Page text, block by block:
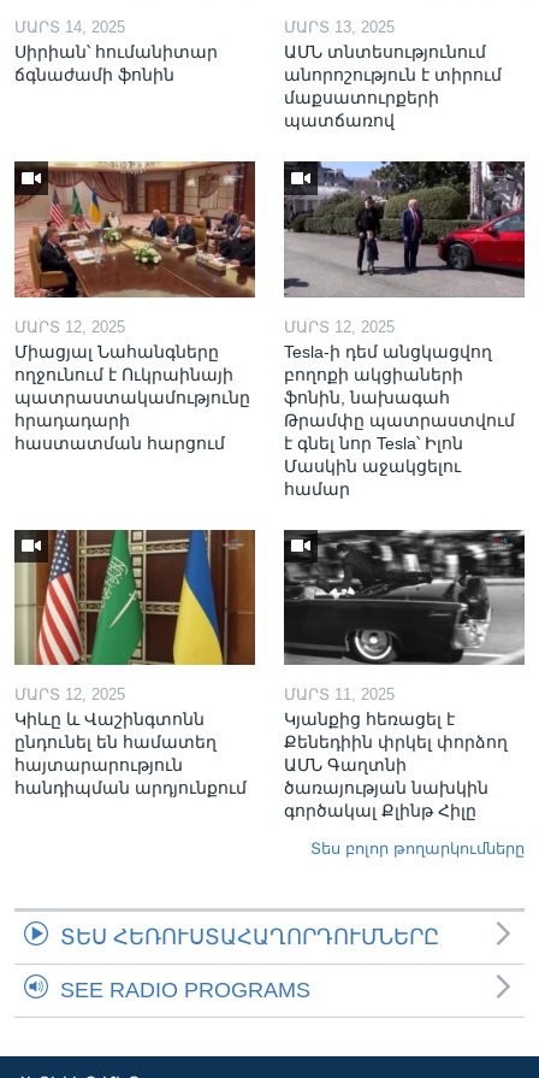
ՄԱՐՏ 14, 2025
Սիրիան՝ հումանիտար
ճգնաժամի ֆոնին
ՄԱՐՏ 13, 2025
ԱՄՆ տնտեսությունում
անորոշություն է տիրում
մաքսատուրքերի
պատճառով
ՄԱՐՏ 12, 2025
Միացյալ Նահանգները
ողջունում է Ուկրաինայի
պատրաստակամությունը
հրադադարի
հաստատման հարցում
ՄԱՐՏ 12, 2025
Tesla-ի դեմ անցկացվող
բողոքի ակցիաների
ֆոնին, նախագահ
Թրամփը պատրաստվում
է գնել նոր Tesla՝ Իլոն
Մասկին աջակցելու
համար
ՄԱՐՏ 12, 2025
Կիևը և Վաշինգտոնն
ընդունել են համատեղ
հայտարարություն
հանդիպման արդյունքում
ՄԱՐՏ 11, 2025
Կյանքից հեռացել է
Քենեդիին փրկել փորձող
ԱՄՆ Գաղտնի
ծառայության նախկին
գործակալ Քլինթ Հիլը
Տես բոլոր թողարկումները
ՏԵՍ ՀԵՌՈՒՍՏԱՀԱՂՈՐԴՈՒՄՆԵՐԸ
SEE RADIO PROGRAMS